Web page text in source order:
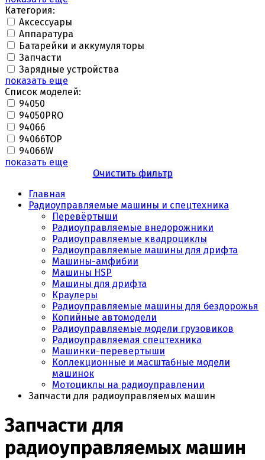
Категория:
Аксессуары
Аппаратура
Батарейки и аккумуляторы
Запчасти
Зарядные устройства
показать еще
Список моделей:
94050
94050PRO
94066
94066TOP
94066W
показать еще
Очистить фильтр
Главная
Радиоуправляемые машины и спецтехника
Перевёртыши
Радиоуправляемые внедорожники
Радиоуправляемые квадроциклы
Радиоуправляемые машины для дрифта
Машины-амфибии
Машины HSP
Машины для дрифта
Краулеры
Радиоуправляемые машины для бездорожья
Копийные автомодели
Радиоуправляемые модели грузовиков
Радиоуправляемая спецтехника
Машинки-перевертыши
Коллекционные и масштабные модели
машинок
Мотоциклы на радиоуправлении
Запчасти для радиоуправляемых машин
Запчасти для
радиоуправляемых машин